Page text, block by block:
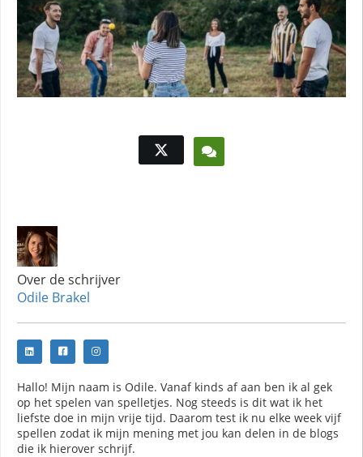
Over de schrijver
Odile Brakel
Hallo! Mijn naam is Odile. Vanaf kinds af aan ben ik al gek
op het spelen van spelletjes. Nog steeds is dit wat ik het
liefste doe in mijn vrije tijd. Daarom test ik nu elke week vijf
spellen zodat ik mijn mening met jou kan delen in de blogs
die ik hierover schrijf.